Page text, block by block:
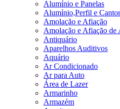
Alumínio e Panelas
Alumínio,Perfil e
Amolação e Afiação
Amolação e Afiação de
Antiquário
Aparelhos Auditivos
Aquário
Ar Condicionado
Ar para Auto
Área de Lazer
Armarinho
Armazém